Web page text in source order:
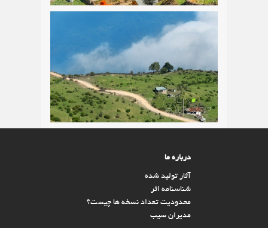
درباره ما
آثار تولید شده
شناسنامه اثر
محدودیت تعداد نسخه ها چیست؟
مدیران سیب